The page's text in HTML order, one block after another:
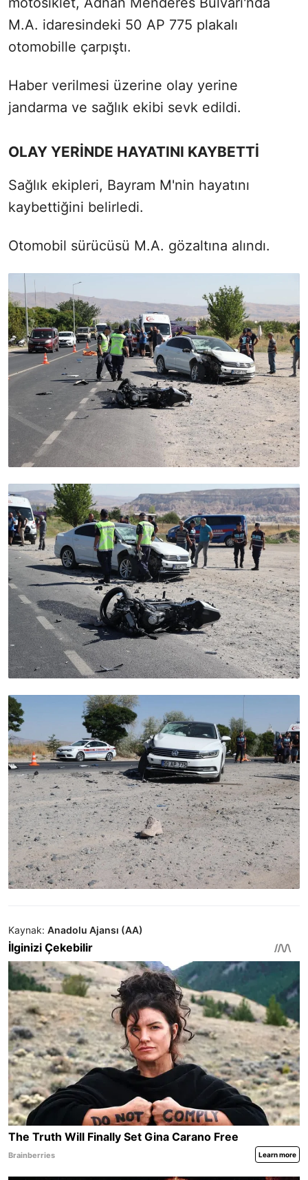
M.A. idaresindeki 50 AP 775 plakalı
otomobille çarpıştı.
Haber verilmesi üzerine olay yerine
jandarma ve sağlık ekibi sevk edildi.
OLAY YERİNDE HAYATINI KAYBETTİ
Sağlık ekipleri, Bayram M'nin hayatını
kaybettiğini belirledi.
Otomobil sürücüsü M.A. gözaltına alındı.
Kaynak: Anadolu Ajansı (AA)